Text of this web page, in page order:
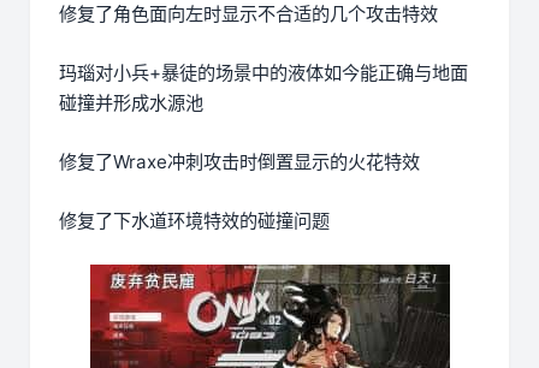
修复了角色面向左时显示不合适的几个攻击特效
玛瑙对小兵+暴徒的场景中的液体如今能正确与地面
碰撞并形成水源池
修复了Wraxe冲刺攻击时倒置显示的火花特效
修复了下水道环境特效的碰撞问题